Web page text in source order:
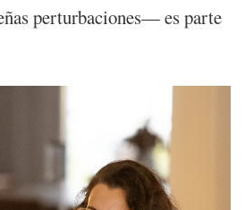
perturbaciones— es parte